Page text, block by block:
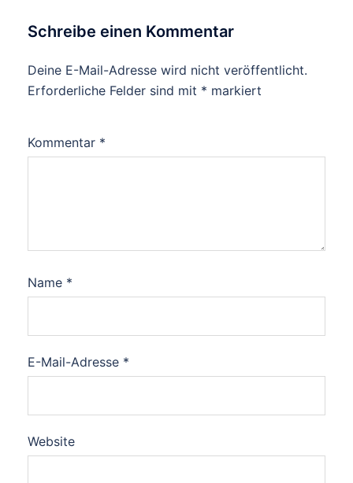
Schreibe einen Kommentar
Deine E-Mail-Adresse wird nicht veröffentlicht.
Erforderliche Felder sind mit * markiert
Kommentar *
Name *
E-Mail-Adresse *
Website